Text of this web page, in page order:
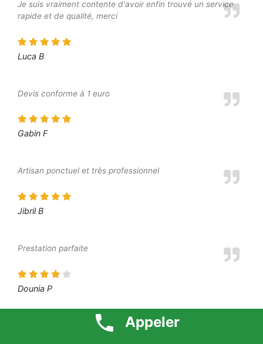
Je suis vraiment contente d'avoir enfin trouvé un service
rapide et de qualité, merci
Luca B
Devis conforme à 1 euro
Gabin F
Artisan ponctuel et très professionnel
Jibril B
Prestation parfaite
Dounia P
Prix défiant toute concurrence 1 euro
Appeler